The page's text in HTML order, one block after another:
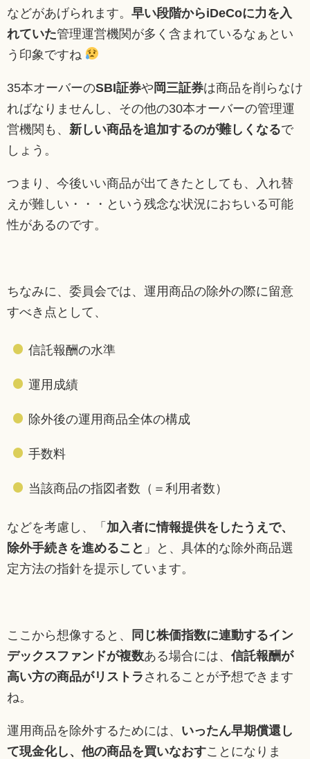
などがあげられます。 早い段階からiDeCoに力を入
れていた管理運営機関が多く含まれているなぁとい
う印象ですね
35本オーバーのSBI証券や 岡三証券は商品を削らなけ
ればなりませんし、その他の30本オーバーの管理運
営機関も、 新しい商品を追加するのが難しくなるで
しょう。
つまり、今後いい商品が出てきたとしても、入れ替
えが難しい・・・という残念な状況におちいる可能
性があるのです。
ちなみに、委員会では、運用商品の除外の際に留意
すべき点として、
信託報酬の水準
運用成績
除外後の運用商品全体の構成
手数料
当該商品の指図者数（＝利用者数）
などを考慮し、「 加入者に情報提供をしたうえで、
除外手続きを進めること 」と、具体的な除外商品選
定方法の指針を提示しています。
ここから想像すると、
同じ株価指数に連動するイン
デックスファンドが複数ある場合には、 信託報酬が
高い方の商品がリストラ されることが予想できます
ね。
運用商品を除外するためには、 いったん早期償還し
て現金化し、他の商品を買いなおすことになりま